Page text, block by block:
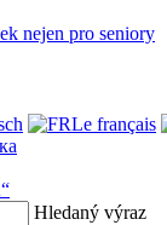
nejen pro seniory
Le français
Hledaný výraz